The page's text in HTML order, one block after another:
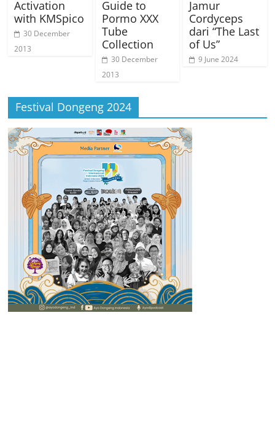
Activation
with KMSpico
30 December
2013
Guide to
Pormo XXX
Tube
Collection
30 December
2013
Jamur
Cordyceps
dari “The Last
of Us”
9 June 2024
Festival Dongeng 2024